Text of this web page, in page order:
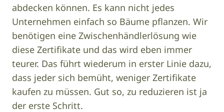
abdecken können. Es kann nicht jedes
Unternehmen einfach so Bäume pflanzen. Wir
benötigen eine Zwischenhändlerlösung wie
diese Zertifikate und das wird eben immer
teurer. Das führt wiederum in erster Linie dazu,
dass jeder sich bemüht, weniger Zertifikate
kaufen zu müssen. Gut so, zu reduzieren ist ja
der erste Schritt.